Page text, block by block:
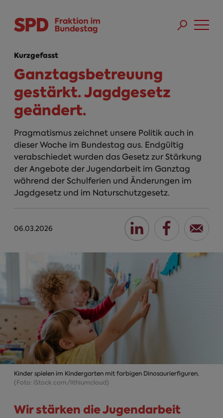
Kurzgefasst
Ganztagsbetreuung
gestärkt. Jagdgesetz
geändert.
Pragmatismus zeichnet unsere Politik auch in
dieser Woche im Bundestag aus. Endgültig
verabschiedet wurden das Gesetz zur Stärkung
der Angebote der Jugendarbeit im Ganztag
während der Schulferien und Änderungen im
Jagdgesetz und im Naturschutzgesetz.
06.03.2026
Kinder spielen im Kindergarten mit farbigen Dinosaurierfiguren.
(Foto: iStock.com/lithiumcloud)
Wir stärken die Jugendarbeit